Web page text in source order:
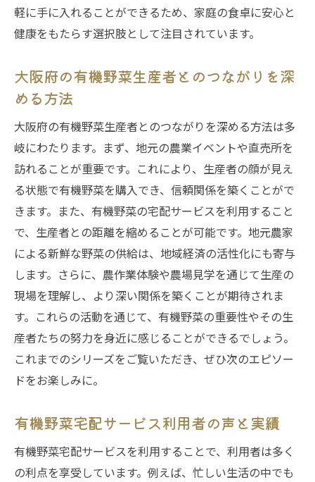
持続可能な農業を支援するための選択肢
地元と消費者をつなぐ持続可能なモデル
地域コミュニティへの貢献と宅配サービス
持続可能な未来を考えるきっかけとしての
有機野菜
忙しい家庭に嬉しい有機野菜宅配サービスの活
用法
有機野菜宅配サービスが家庭生活を変える
理由
忙しい家庭にこそおすすめの時短料理テク
育児中の家庭にも嬉しい有機野菜の魅力
家庭内での食育に役立つ宅配サービス
忙しい主婦が語る宅配サービスの便利さ
家族全員で楽しむ有機野菜の新しい習慣
軽に手に入れることができるため、家庭の食卓に安心と
健康をもたらす選択肢として注目されています。
大阪府の有機野菜生産者とのつながりを深
める方法
大阪府の有機野菜生産者とのつながりを深める方法は多
岐にわたります。まず、地元の農業イベントや直売所を
訪れることが重要です。これにより、生産者の顔が見え
る状態で有機野菜を購入でき、信頼関係を築くことがで
きます。また、有機野菜の宅配サービスを利用すること
で、生産者との距離を縮めることが可能です。地元農家
による新鮮な野菜の供給は、地域経済の活性化にも寄与
します。さらに、農作業体験や農場見学を通じて生産の
現場を理解し、より深い関係を築くことが期待されま
す。これらの活動を通じて、有機野菜の重要性やその生
産者たちの努力を身近に感じることができるでしょう。
これまでのシリーズをご覧いただき、ぜひ次のエピソー
ドをお楽しみに。
有機野菜宅配サービス利用者の声と実績
有機野菜宅配サービスを利用することで、利用者は多く
の利点を享受しています。例えば、忙しい生活の中でも